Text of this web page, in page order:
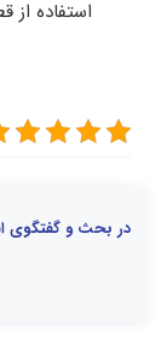
استفاده
در بحث و گفتگوی